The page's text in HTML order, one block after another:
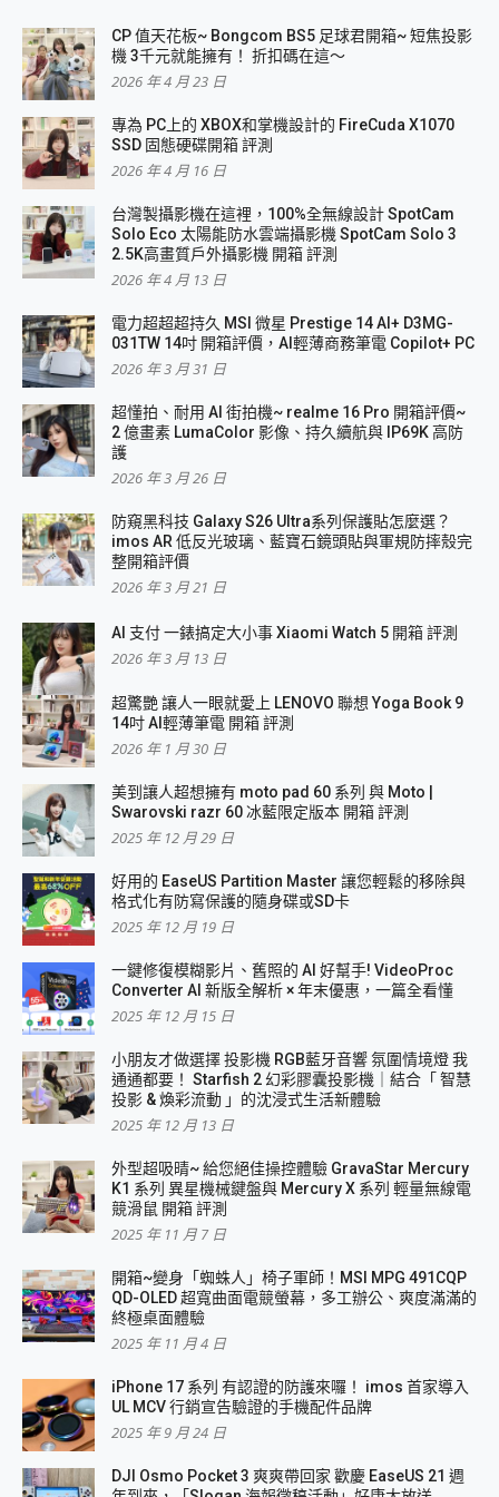
CP 值天花板~ Bongcom BS5 足球君開箱~ 短焦投影
機 3千元就能擁有！ 折扣碼在這～
2026 年 4 月 23 日
專為 PC上的 XBOX和掌機設計的 FireCuda X1070
SSD 固態硬碟開箱 評測
2026 年 4 月 16 日
台灣製攝影機在這裡，100%全無線設計 SpotCam
Solo Eco 太陽能防水雲端攝影機 SpotCam Solo 3
2.5K高畫質戶外攝影機 開箱 評測
2026 年 4 月 13 日
電力超超超持久 MSI 微星 Prestige 14 AI+ D3MG-
031TW 14吋 開箱評價，AI輕薄商務筆電 Copilot+ PC
2026 年 3 月 31 日
超懂拍、耐用 AI 街拍機~ realme 16 Pro 開箱評價~
2 億畫素 LumaColor 影像、持久續航與 IP69K 高防
護
2026 年 3 月 26 日
防窺黑科技 Galaxy S26 Ultra系列保護貼怎麼選？
imos AR 低反光玻璃、藍寶石鏡頭貼與軍規防摔殼完
整開箱評價
2026 年 3 月 21 日
AI 支付 一錶搞定大小事 Xiaomi Watch 5 開箱 評測
2026 年 3 月 13 日
超驚艷 讓人一眼就愛上 LENOVO 聯想 Yoga Book 9
14吋 AI輕薄筆電 開箱 評測
2026 年 1 月 30 日
美到讓人超想擁有 moto pad 60 系列 與 Moto |
Swarovski razr 60 冰藍限定版本 開箱 評測
2025 年 12 月 29 日
好用的 EaseUS Partition Master 讓您輕鬆的移除與
格式化有防寫保護的隨身碟或SD卡
2025 年 12 月 19 日
一鍵修復模糊影片、舊照的 AI 好幫手! VideoProc
Converter AI 新版全解析 × 年末優惠，一篇全看懂
2025 年 12 月 15 日
小朋友才做選擇 投影機 RGB藍牙音響 氛圍情境燈 我
通通都要！ Starfish 2 幻彩膠囊投影機｜結合「 智慧
投影 & 煥彩流動 」的沈浸式生活新體驗
2025 年 12 月 13 日
外型超吸晴~ 給您絕佳操控體驗 GravaStar Mercury
K1 系列 異星機械鍵盤與 Mercury X 系列 輕量無線電
競滑鼠 開箱 評測
2025 年 11 月 7 日
開箱~變身「蜘蛛人」椅子軍師！MSI MPG 491CQP
QD-OLED 超寬曲面電競螢幕，多工辦公、爽度滿滿的
終極桌面體驗
2025 年 11 月 4 日
iPhone 17 系列 有認證的防護來囉！ imos 首家導入
UL MCV 行銷宣告驗證的手機配件品牌
2025 年 9 月 24 日
DJI Osmo Pocket 3 爽爽帶回家 歡慶 EaseUS 21 週